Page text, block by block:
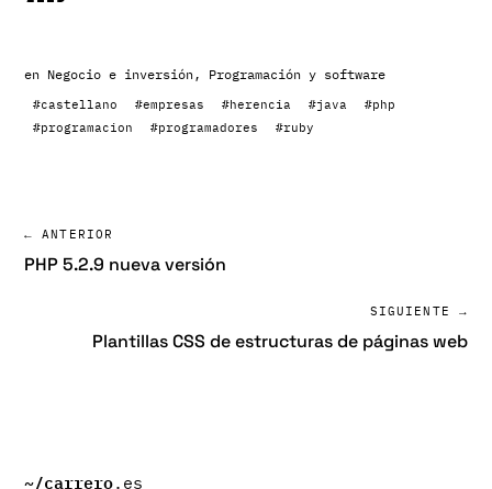
en Negocio e inversión, Programación y software
#castellano #empresas #herencia #java
#php
#programacion
#programadores #ruby
← ANTERIOR
PHP 5.2.9 nueva versión
SIGUIENTE →
Plantillas CSS de estructuras de páginas web
~/carrero.es